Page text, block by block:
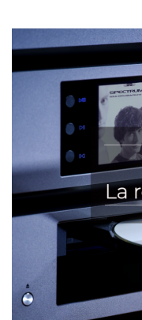
BANCS D'ESSAI
COUPS DE
DOSSIERS
NOUS